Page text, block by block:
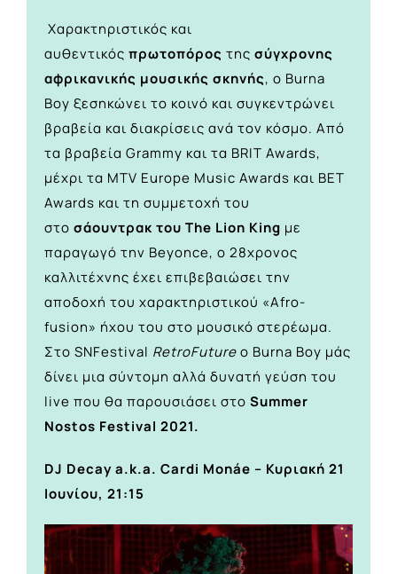
Χαρακτηριστικός και
αυθεντικός πρωτοπόρος της σύγχρονης
αφρικανικής μουσικής σκηνής, ο Burna
Boy ξεσηκώνει το κοινό και συγκεντρώνει
βραβεία και διακρίσεις ανά τον κόσμο. Aπό
τα βραβεία Grammy και τα BRIT Awards,
μέχρι τα MTV Europe Music Awards και BET
Awards και τη συμμετοχή του
στο σάουντρακ του The Lion King με
παραγωγό την Beyonce, ο 28χρονος
καλλιτέχνης έχει επιβεβαιώσει την
αποδοχή του χαρακτηριστικού «Afro-
fusion» ήχου του στο μουσικό στερέωμα.
Στο SNFestival RetroFutureο Burna Boy μάς
δίνει μια σύντομη αλλά δυνατή γεύση του
live που θα παρουσιάσει στο Summer
Nostos Festival 2021.
DJ Decay a.k.a. Cardi Monáe – Κυριακή 21
Ιουνίου, 21:15